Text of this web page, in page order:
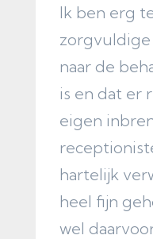
Ik ben erg
zorgvuldige
naar de
is en dat er
eigen
hartelijk
heel fijn
wel